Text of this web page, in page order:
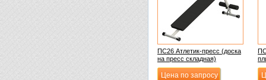
ПС26 Атлетик-пресс (доска
на пресс складная)
Цена по запросу